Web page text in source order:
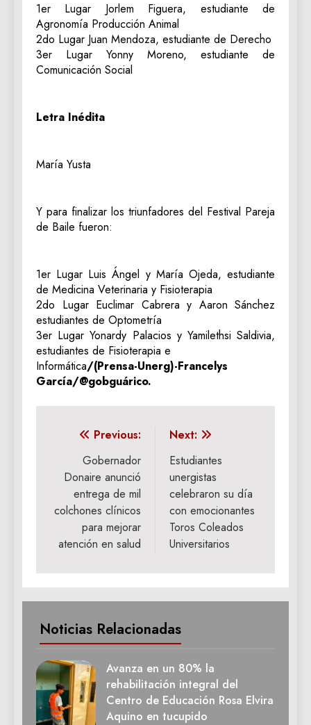
1er Lugar Jorlem Figuera, estudiante de
Agronomía Producción Animal
2do Lugar Juan Mendoza, estudiante de Derecho
3er Lugar Yonny Moreno, estudiante de
Comunicación Social
Letra Inédita
María Yusta
Y para finalizar los triunfadores del Festival Pareja
de Baile fueron:
1er Lugar Luis Ángel y María Ojeda, estudiante
de Medicina Veterinaria y Fisioterapia
2do Lugar Euclimar Cabrera y Aaron Sánchez
estudiantes de Optometría
3er Lugar Yonardy Palacios y Yamilethsi Saldivia,
estudiantes de Fisioterapia e
Informática/(Prensa-Unerg)-Francelys
García/@gobguárico.
Navegación
entradas
Previous:
Gobernador
Donaire anunció
entrega de mil
colchones clínicos
para mejorar
atención en salud
Next:
Estudiantes
unergistas
celebraron su día
con emocionantes
Toros Coleados
Universitarios
Noticias Relacionadas
Avanza en un 80% la
rehabilitación integral del
Centro de Educación Rosa Elvira
Aquino en tucupido